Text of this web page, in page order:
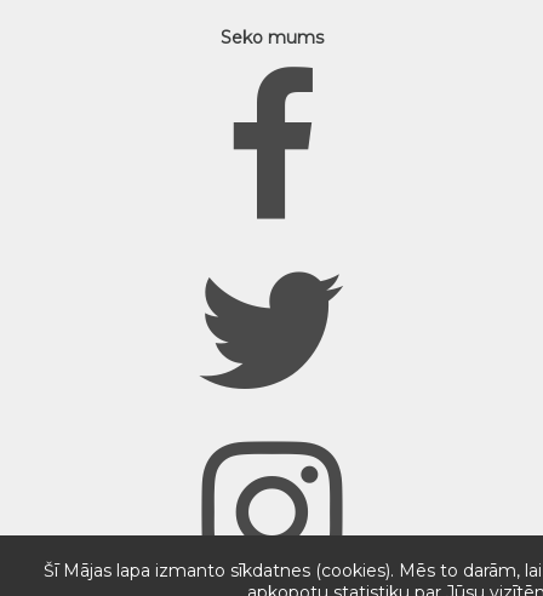
Seko mums
Šī Mājas lapa izmanto sīkdatnes (cookies). Mēs to darām,